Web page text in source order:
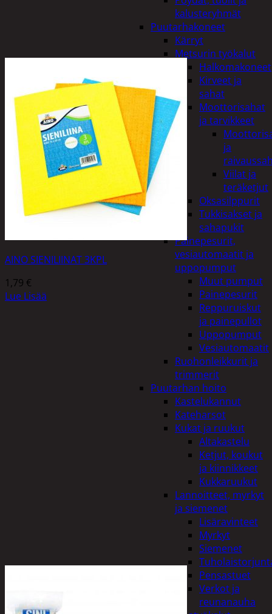
kalusteryhmät
Puutarhakoneet
Kärryt
Metsurin työkalut
Halkomakoneet
Kirveet ja
sahat
Moottorisahat
ja tarvikkeet
ja
Viilat ja
teräketjut
Oksasilppurit
Tukkisakset ja
sahapukit
Painepesurit,
vesiautomaatit ja
uppopumput
Muut pumput
Painepesurit
Reppuruiskut
ja painepullot
Uppopumput
Vesiautomaatit
Ruohonleikkurit ja
trimmerit
Puutarhan hoito
Kastelukannut
Kateharsot
Kukat ja ruukut
Altakastelu
Ketjut, koukut
ja kiinnikkeet
Kukkaruukut
Lannoitteet, myrkyt
ja siemenet
Lisäravinteet
Myrkyt
Siemenet
Pensastuet
Verkot ja
reunanauha
AINO SIENILIINAT 3KPL
1,79 €
Lue Lisää